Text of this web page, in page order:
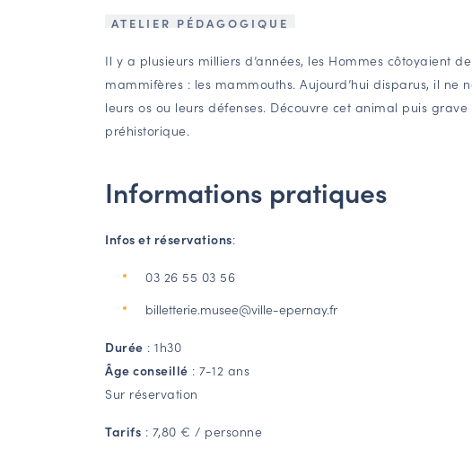
ATELIER PÉDAGOGIQUE
Il y a plusieurs milliers d’années, les Hommes côtoyaient
mammifères : les mammouths. Aujourd’hui disparus, il ne
leurs os ou leurs défenses. Découvre cet animal puis
préhistorique.
Informations pratiques
Infos et réservations:
03 26 55 03 56
billetterie.musee@ville-epernay.fr
Durée : 1h30
Âge conseillé : 7-12 ans
Sur réservation
Tarifs : 7,80 € / personne